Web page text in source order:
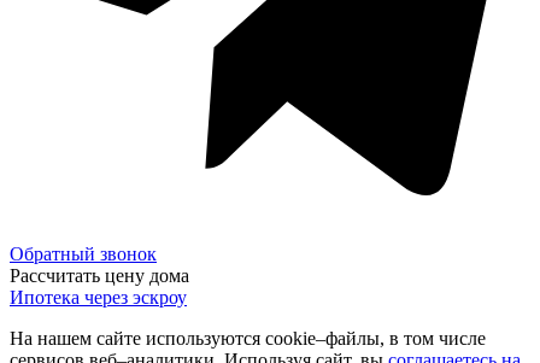
Обратный звонок
Рассчитать цену дома
Ипотека через эскроу
На нашем сайте используются cookie–файлы, в том числе